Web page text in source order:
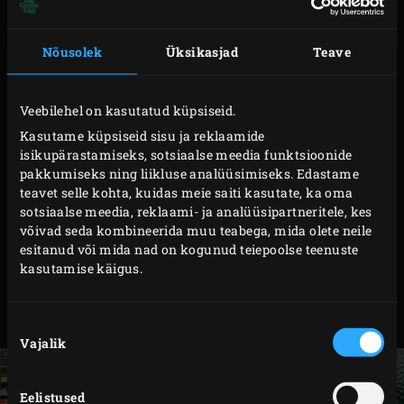
Nõusolek Üksikasjad Teave
Veebilehel on kasutatud küpsiseid.
Kasutame küpsiseid sisu ja reklaamide
isikupärastamiseks, sotsiaalse meedia funktsioonide
pakkumiseks ning liikluse analüüsimiseks. Edastame
teavet selle kohta, kuidas meie saiti kasutate, ka oma
sotsiaalse meedia, reklaami- ja analüüsipartneritele, kes
võivad seda kombineerida muu teabega, mida olete neile
esitanud või mida nad on kogunud teiepoolse teenuste
kasutamise käigus.
valik
Vajalik
Eelistused
ETTEVALMISTUS
Süüta Big Green Eggissöedja kuumuta EGG
temperatuurini 160 °C. Vahepeal lõika sea
kõhutükk 5 cm kuubikuteks. Jaota liha kahele
augustatud grillalusele.
Sega omavahel kõik kuivmarinaadi koostisained ja